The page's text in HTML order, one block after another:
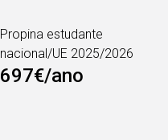
Propina estudante
nacional/UE 2025/2026
697€/ano